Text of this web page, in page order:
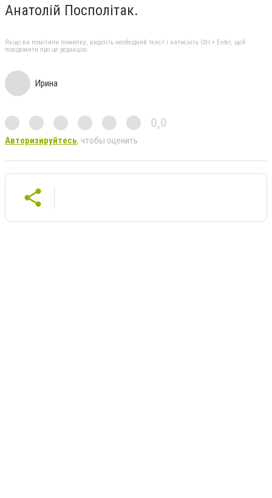
Анатолій Посполітак.
Якщо ви помітили помилку, виділіть необхідний текст і натисніть Ctrl + Enter, щоб
повідомити про це редакцію
Ирина
0,0
Авторизируйтесь, чтобы оценить